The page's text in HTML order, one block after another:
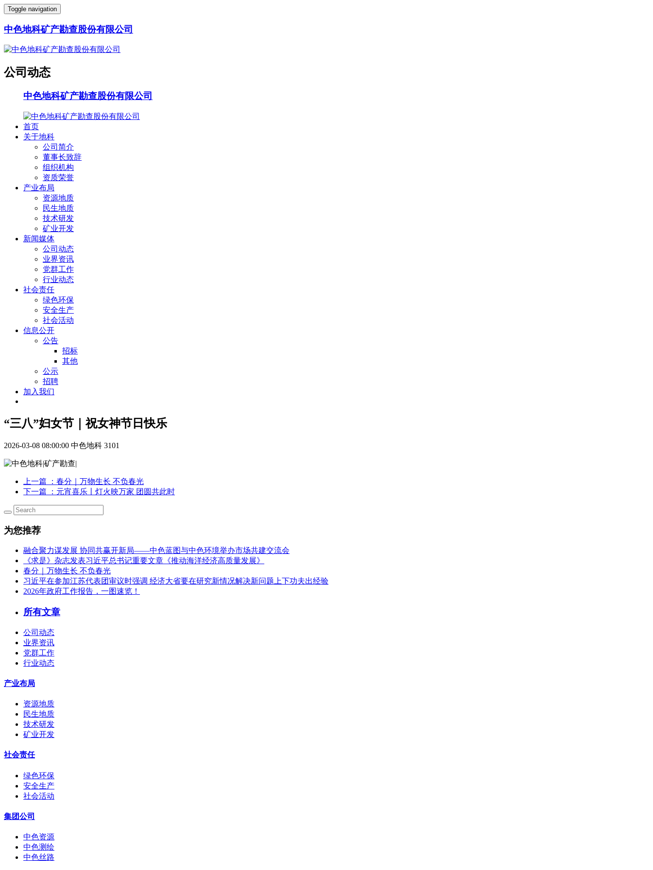
Toggle navigation
中色地科矿产勘查股份有限公司
公司动态
中色地科矿产勘查股份有限公司
首页
关于地科
公司简介
董事长致辞
组织机构
资质荣誉
产业布局
资源地质
民生地质
技术研发
矿业开发
新闻媒体
公司动态
业界资讯
党群工作
行业动态
社会责任
绿色环保
安全生产
社会活动
信息公开
公告
招标
其他
公示
招聘
加入我们
“三八”妇女节｜祝女神节日快乐
2026-03-08 08:00:00 中色地科 3101
上一篇
：春分｜万物生长 不负春光
下一篇
：元宵喜乐丨灯火映万家 团圆共此时
为您推荐
融合聚力谋发展 协同共赢开新局——中色蓝图与中色环境举办市场共建交流会
《求是》杂志发表习近平总书记重要文章《推动海洋经济高质量发展》
春分｜万物生长 不负春光
习近平在参加江苏代表团审议时强调 经济大省要在研究新情况解决新问题上下功夫出经验
2026年政府工作报告，一图速览！
所有文章
公司动态
业界资讯
党群工作
行业动态
产业布局
资源地质
民生地质
技术研发
矿业开发
社会责任
绿色环保
安全生产
社会活动
集团公司
中色资源
中色测绘
中色丝路